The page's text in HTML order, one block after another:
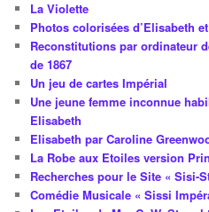
La Violette
Photos colorisées d’Elisabeth
Reconstitutions par ordinateur
de 1867
Un jeu de cartes Impérial
Une jeune femme inconnue
Elisabeth
Elisabeth par Caroline
La Robe aux Etoiles version
Recherches pour le Site « Sisi-
Comédie Musicale « Sissi